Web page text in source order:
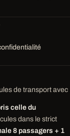
de transport avec
celle du
dans le strict
8 passagers + 1